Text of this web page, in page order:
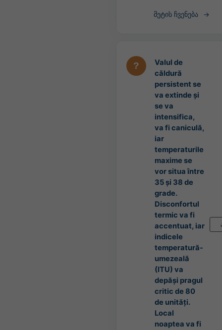
მეტის ჩვენება
Valul de
căldură
persistent se
va extinde și
se va
intensifica,
va fi caniculă,
iar
temperaturile
maxime se
vor situa între
35 și 38 de
grade.
Disconfortul
termic va fi
accentuat, iar
indicele
temperatură-
umezeală
(ITU) va
depăși pragul
critic de 80
de unități.
Local
noaptea va fi